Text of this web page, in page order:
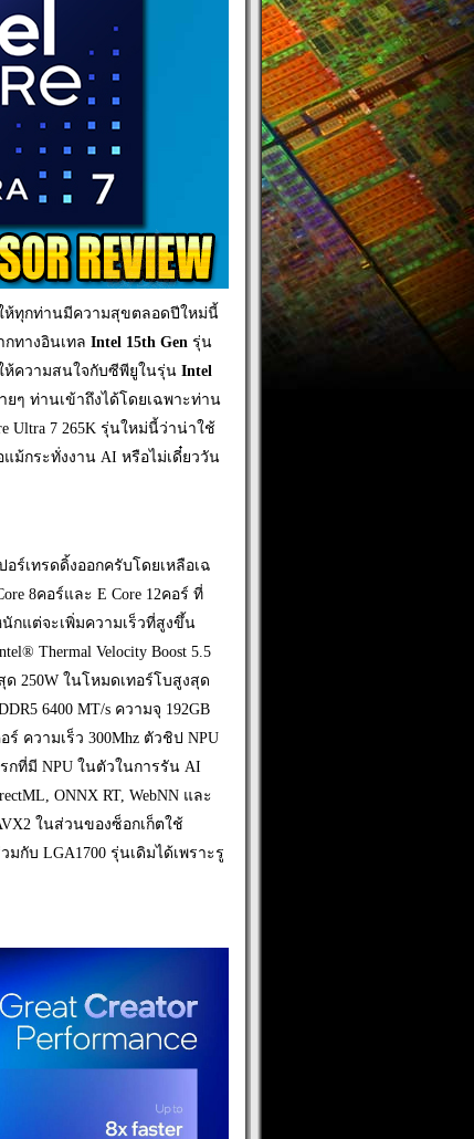
ให้ทุกท่านมีความสุขตลอดปีใหม่นี้
ทางอินเทล Intel 15th Gen รุ่น
ห้ความสนใจกับซีพียูในรุ่น Intel
ๆ ท่านเข้าถึงได้โดยเฉพาะท่าน
Ultra 7 265K รุ่นใหม่นี้ว่าน่าใช้
ม้กระทั่งงาน AI หรือไม่เดี๋ยววัน
อร์เทรดดิ้งออกครับโดยเหลือเฉ
8คอร์และ E Core 12คอร์ ที่
กแต่จะเพิ่มความเร็วที่สูงขึ้น
Thermal Velocity Boost 5.5
ด 250W ในโหมดเทอร์โบสูงสุด
6400 MT/s ความจุ 192GB
ร์ ความเร็ว 300Mhz ตัวชิป NPU
กที่มี NPU ในตัวในการรัน AI
ONNX RT, WebNN และ
ในส่วนของซ็อกเก็ตใช้
กับ LGA1700 รุ่นเดิมได้เพราะรู